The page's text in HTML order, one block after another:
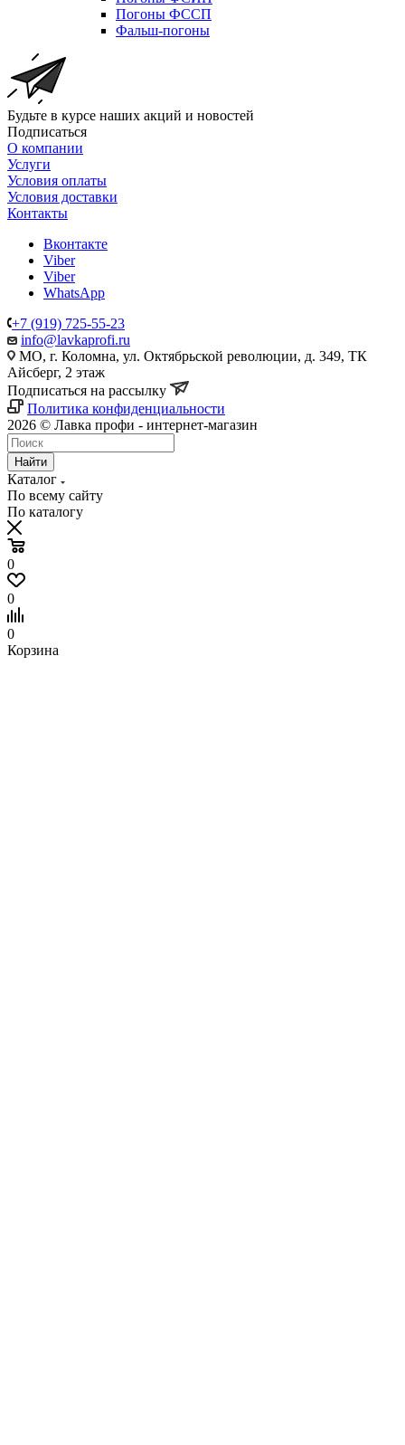
Погоны ФССП
Фальш-погоны
Будьте в курсе наших акций и новостей
Подписаться
О компании
Услуги
Условия оплаты
Условия доставки
Контакты
Вконтакте
Viber
Viber
WhatsApp
+7 (919) 725-55-23
info@lavkaprofi.ru
МО, г. Коломна, ул. Октябрьской революции, д. 349, ТК
Айсберг, 2 этаж
Подписаться на рассылку
Политика конфиденциальности
2026 © Лавка профи - интернет-магазин
Найти
Каталог
По всему сайту
По каталогу
0
0
0
Корзина